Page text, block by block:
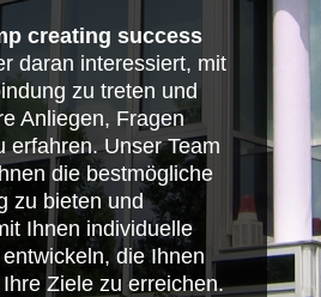
creating success
daran interessiert, mit
zu treten und
Anliegen, Fragen
erfahren. Unser Team
die bestmögliche
zu bieten und
Ihnen individuelle
die Ihnen
Ziele zu erreichen.